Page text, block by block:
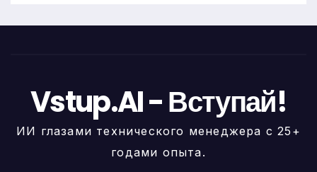
Vstup.AI - Вступай!
ИИ глазами технического менеджера с 25+
годами опыта.